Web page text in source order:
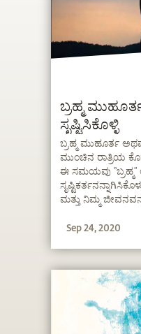
ಬ್ರಹ್ಮ
ಸೃಷ್ಟಿಸಿಕೊಳ್ಳಿ
ಬ್ರಹ್ಮ ಮುಹೂರ್ತ
ಮುಂಚಿನ ರಾತ್ರಿಯ
ಈ ಸಮಯವು
ಮತ್ತು ನಿಮ್ಮ
ವಿವರಿಸುತ್ತಾರೆ
Sep 24, 2020